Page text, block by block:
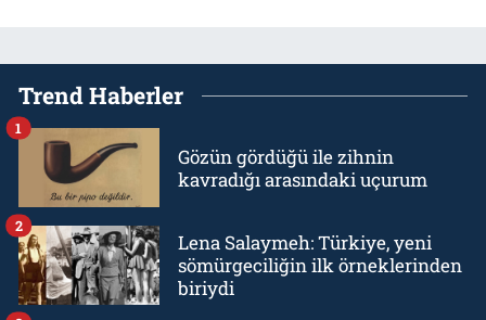
Trend Haberler
Gözün gördüğü ile zihnin
kavradığı arasındaki uçurum
1
Lena Salaymeh: Türkiye, yeni
sömürgeciliğin ilk örneklerinden
biriydi
2